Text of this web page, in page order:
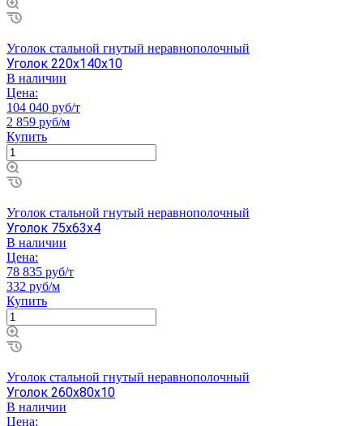
Уголок стальной гнутый неравнополочный
Уголок 220х140х10
В наличии
Цена:
104 040 руб/т
2 859 руб/м
Купить
Уголок стальной гнутый неравнополочный
Уголок 75х63х4
В наличии
Цена:
78 835 руб/т
332 руб/м
Купить
Уголок стальной гнутый неравнополочный
Уголок 260х80х10
В наличии
Цена: